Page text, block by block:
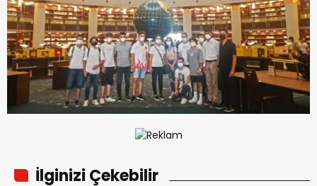
İlginizi Çekebilir